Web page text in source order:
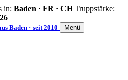
in: Baden · FR · CH Truppstärke:
Baden · seit 2010 Menü